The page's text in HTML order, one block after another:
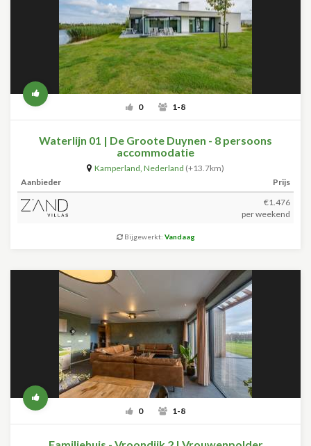
0 1-8
Waterlijn 01 | De Groote Duynen - 8 persoons
accommodatie
Kamperland, Nederland (+13.7km)
Aanbieder
Prijs
€1.476
per weekend
Bijgewerkt: Vandaag
0 1-8